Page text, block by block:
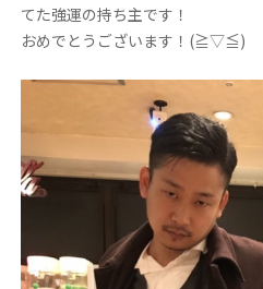
てた強運の持ち主です！
おめでとうございます！(≧▽≦)